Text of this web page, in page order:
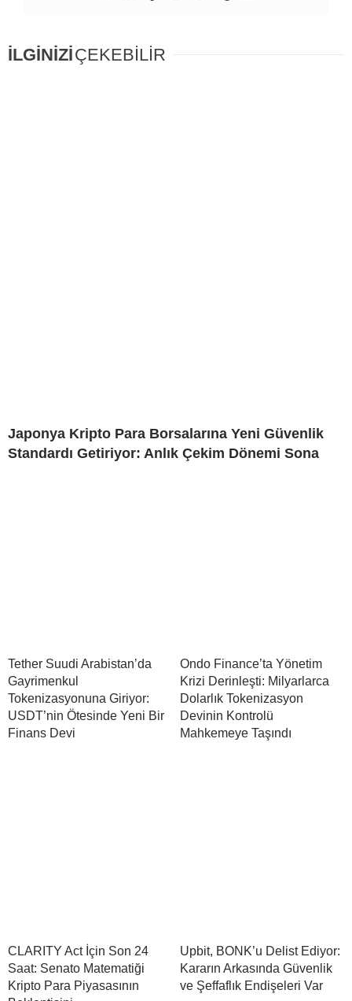
İLGİNİZİÇEKEBİLİR
Japonya Kripto Para Borsalarına Yeni Güvenlik
Standardı Getiriyor: Anlık Çekim Dönemi Sona
Tether Suudi Arabistan’da
Gayrimenkul
Tokenizasyonuna Giriyor:
USDT’nin Ötesinde Yeni Bir
Finans Devi
Ondo Finance’ta Yönetim
Krizi Derinleşti: Milyarlarca
Dolarlık Tokenizasyon
Devinin Kontrolü
Mahkemeye Taşındı
CLARITY Act İçin Son 24
Saat: Senato Matematiği
Kripto Para Piyasasının
Upbit, BONK’u Delist Ediyor:
Kararın Arkasında Güvenlik
ve Şeffaflık Endişeleri Var